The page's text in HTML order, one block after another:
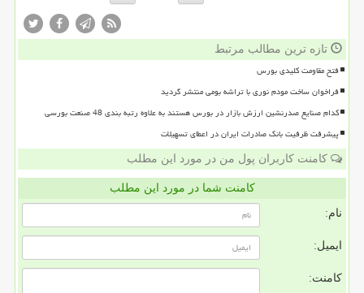
تازه ترین مطالب مرتبط
فتح مقاومت کلیدی بورس
فراخوان ساخت مودم نوری با تراشه بومی منتشر گردید
کدام صنایع صدرنشین ارزش بازار در بورس هستند به علاوه رتبه بندی 48 صنعت بورسی
پیشرفت ظرفیت بانک صادرات ایران در اعطای تسهیلات
کامنت کاربران پول من در مورد این مطلب
کامنت شما در مورد این مطلب
نام:
ایمیل:
کامنت: